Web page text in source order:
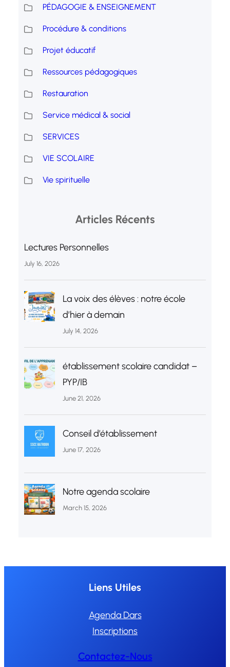
PÉDAGOGIE & ENSEIGNEMENT
Procédure & conditions
Projet éducatif
Ressources pédagogiques
Restauration
Service médical & social
SERVICES
VIE SCOLAIRE
Vie spirituelle
Articles Récents
Lectures Personnelles
July 16, 2026
La voix des élèves : notre école
d’hier à demain
July 14, 2026
établissement scolaire candidat –
PYP/IB
June 21, 2026
Conseil d’établissement
June 17, 2026
Notre agenda scolaire
March 15, 2026
Liens Utiles
Agenda Dars
Inscriptions
Contactez-Nous